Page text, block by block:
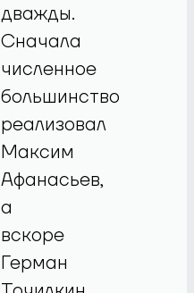
дважды.
Сначала
численное
большинство
реализовал
Максим
Афанасьев,
а
вскоре
Герман